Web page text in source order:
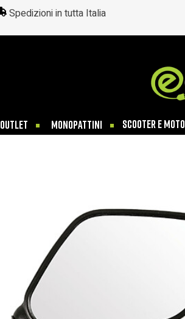
Spedizioni in tutta Italia
OUTLET MONOPATTINI SCOOTER E MOTO